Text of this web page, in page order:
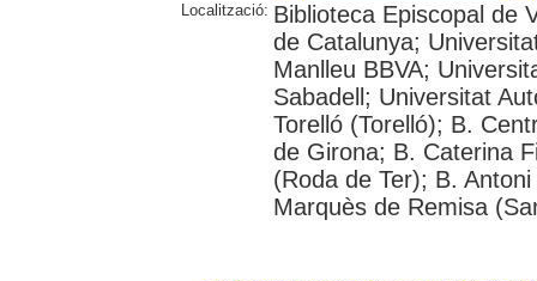
Localització: Biblioteca Episcopal de
de Catalunya;
Manlleu BBVA;
Sabadell; Universitat
Torelló (Torelló); B.
de Girona; B. Caterina
(Roda de Ter); B.
Marquès de Remisa